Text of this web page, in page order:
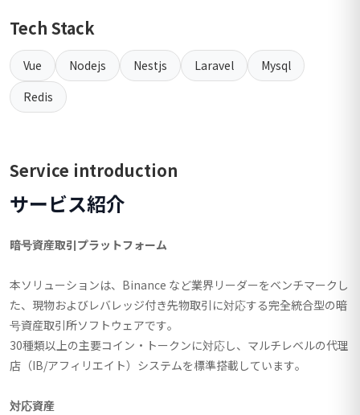
Tech Stack
Vue Nodejs Nestjs Laravel
Mysql
Redis
Service introduction
サービス紹介
暗号資産取引プラットフォーム
本ソリューションは、Binance など業界リーダーをベンチマークし
た、現物およびレバレッジ付き先物取引に対応する完全統合型の暗
号資産取引所ソフトウェアです。
30種類以上の主要コイン・トークンに対応し、マルチレベルの代理
店（IB/アフィリエイト）システムを標準搭載しています。
対応資産